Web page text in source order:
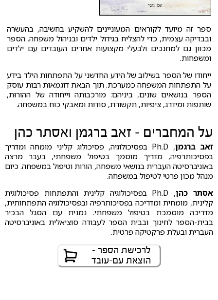
ספר זה מיועד לקוראים המעוניינים להשקיע בחשיבה, בהעשרה
ובבדיקה עצמית, כדי להצליח בגידול ילדים ובניהול משפחה. הספר
מכוון גם למחנכים ולבעלי מקצועות אחרים העובדים עם ילדים
ומשפחות.
ייחודו של הספר בשילוב של הידע החדשני על התפתחות הילד בידע
על התפתחות המשפחה כמערכת. תוך הבאת דוגמאות רבות עוסק
הספר בנושאים שונים, ביניהם: מורכבותה וייחודה של ההורוּת,
שותפות ומידרג, ציפיות, תקשורת, סודות ומאבקי כוח במשפחה.
על המחברים - זאב ברגמן ואסתר כהן
זאב ברגמן
, Ph.D בפסיכולוגיה, פסיכולוג קליני מומחה ומדריך
בפסיכותרפיה, מדריך מוסמך בטיפול משפחתי, בעבר מרצה
באוניברסיטה העברית בנושאי משפחה, הורות וטיפול במשפחה. כיום
מנהל מכון פרטי לטיפול במשפחה.
אסתר כהן
, Ph.D בפסיכולוגיה קלינית והתפתחות פסיכולוגית
קלינית, מומחית ומדריכה בפסיכותרפיה ובפסיכולוגיה התפתחותית,
מדריכה מוסמכת בטיפול משפחתי. נמנית עם הסגל הבכיר
בבית-הספר לחינוך ובבית הספר לעבודה סוציאלית באוניברסיטה
העברית ובעלת פרקטיקה פרטית.
לרכישת הספר -
הוצאת עם-עובד